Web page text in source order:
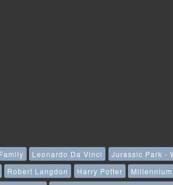
Leonardo Da Vinci Jurassic Park -
Robert Langdon Harry Potter Millennium